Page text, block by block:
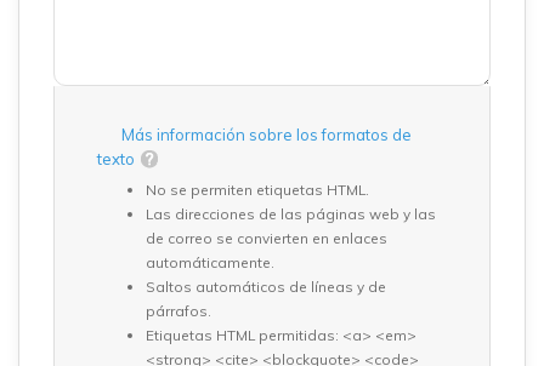
Más información sobre los formatos de
texto
No se permiten etiquetas HTML.
Las direcciones de las páginas web y las
de correo se convierten en enlaces
automáticamente.
Saltos automáticos de líneas y de
párrafos.
Etiquetas HTML permitidas: <a> <em>
<strong> <cite> <blockquote> <code>